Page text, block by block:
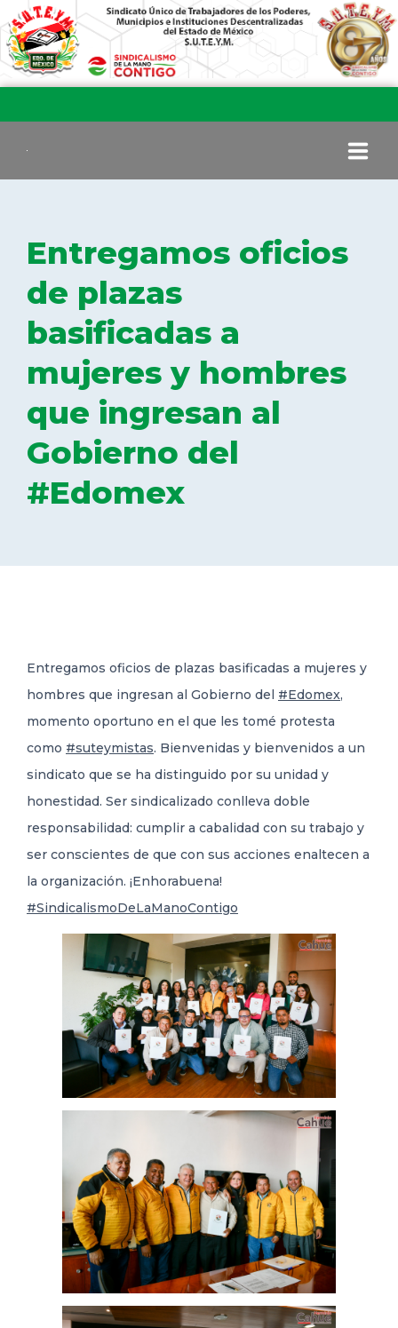
COMITÉ EJECUTIVO
COMISIÓN DE VIGILANCIA
SECCIONES
DELEGACIONES
COORDINADORES
Entregamos oficios
de plazas
basificadas a
mujeres y hombres
que ingresan al
Gobierno del
#Edomex
Entregamos oficios de plazas basificadas a mujeres y
hombres que ingresan al Gobierno del #Edomex,
momento oportuno en el que les tomé protesta
como #suteymistas. Bienvenidas y bienvenidos a un
sindicato que se ha distinguido por su unidad y
honestidad. Ser sindicalizado conlleva doble
responsabilidad: cumplir a cabalidad con su trabajo y
ser conscientes de que con sus acciones enaltecen a
la organización. ¡Enhorabuena!
#SindicalismoDeLaManoContigo